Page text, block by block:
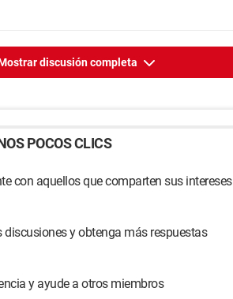
discusión completa
POCOS CLICS
con aquellos que comparten sus intereses
y obtenga más respuestas
y ayude a otros miembros